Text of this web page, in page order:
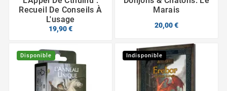
Recueil De Conseils À
L'usage
19,90 €
Marais
20,00 €
Disponible Indisponible